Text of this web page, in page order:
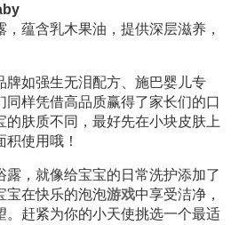
蕴含乳木果油，提供深层滋养，
牌如强生无泪配方、施巴婴儿专
同样凭借高品质赢得了家长们的口
的肤质不同，最好先在小块皮肤上
使用哦！
露，就像给宝宝的日常洗护添加了
宝在快乐的泡泡游戏中享受洁净，
。赶紧为你的小天使挑选一个最适